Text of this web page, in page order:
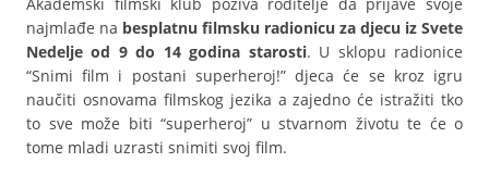
najmlađe na besplatnu filmsku radionicu za djecu iz Svete
Nedelje od 9 do 14 godina starosti. U sklopu radionice
“Snimi film i postani superheroj!” djeca će se kroz igru
naučiti osnovama filmskog jezika a zajedno će istražiti tko
to sve može biti “superheroj” u stvarnom životu te će o
tome mladi uzrasti snimiti svoj film.